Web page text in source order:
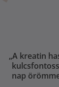
„A kreatin
nap